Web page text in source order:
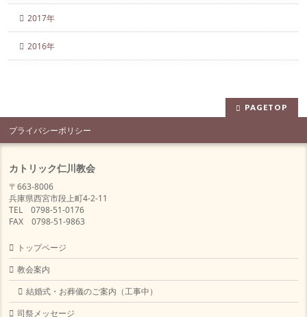
2017年
2016年
PAGETOP
プライバシーポリシー
カトリック仁川教会
〒663-8006
兵庫県西宮市段上町4-2-11
TEL 0798-51-0176
FAX 0798-51-9863
トップページ
教会案内
結婚式・お葬儀のご案内（工事中）
司祭メッセージ